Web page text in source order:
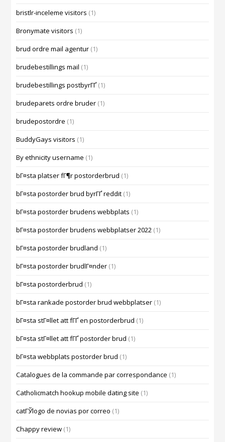
bristlr-inceleme visitors (1)
Bronymate visitors (1)
brud ordre mail agentur (1)
brudebestillings mail (1)
brudebestillings postbyrГҐ (1)
brudeparets ordre bruder (1)
brudepostordre (1)
BuddyGays visitors (1)
By ethnicity username (1)
bГ¤sta platser fГ¶r postorderbrud (1)
bГ¤sta postorder brud byrГҐ reddit (1)
bГ¤sta postorder brudens webbplats (1)
bГ¤sta postorder brudens webbplatser 2022 (1)
bГ¤sta postorder brudland (1)
bГ¤sta postorder brudlГ¤nder (1)
bГ¤sta postorderbrud (1)
bГ¤sta rankade postorder brud webbplatser (1)
bГ¤sta stГ¤llet att fГҐ en postorderbrud (1)
bГ¤sta stГ¤llet att fГҐ postorder brud (1)
bГ¤sta webbplats postorder brud (1)
Catalogues de la commande par correspondance (1)
Catholicmatch hookup mobile dating site (1)
catГЎlogo de novias por correo (1)
Chappy review (1)